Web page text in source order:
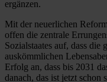
ergänzen.
Mit der neuerlichen
offen die zentrale
Sozialstaates auf, dass die
auskömmlichen
Erfolg an, dass bis 2031
danach, das ist jetzt schon